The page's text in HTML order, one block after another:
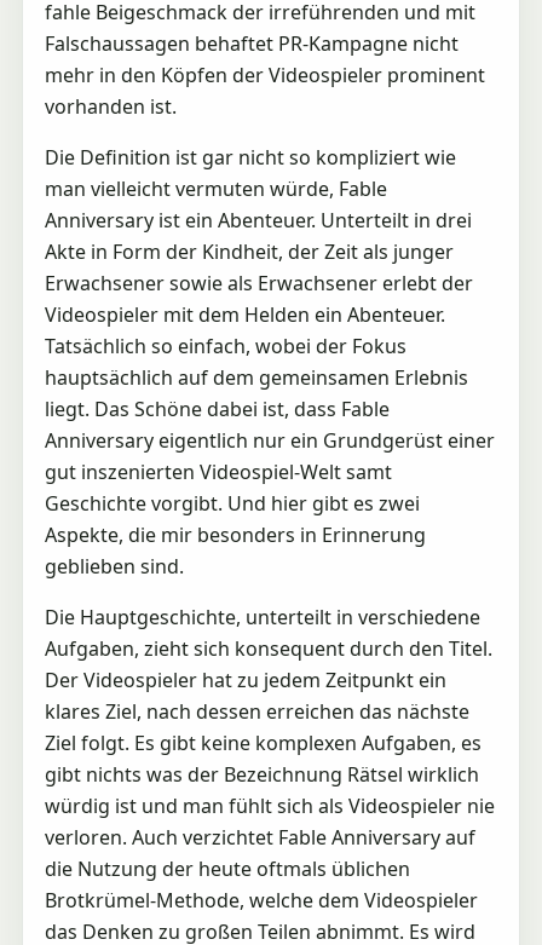
fahle Beigeschmack der irreführenden und mit
Falschaussagen behaftet PR-Kampagne nicht
mehr in den Köpfen der Videospieler prominent
vorhanden ist.
Die Definition ist gar nicht so kompliziert wie
man vielleicht vermuten würde, Fable
Anniversary ist ein Abenteuer. Unterteilt in drei
Akte in Form der Kindheit, der Zeit als junger
Erwachsener sowie als Erwachsener erlebt der
Videospieler mit dem Helden ein Abenteuer.
Tatsächlich so einfach, wobei der Fokus
hauptsächlich auf dem gemeinsamen Erlebnis
liegt. Das Schöne dabei ist, dass Fable
Anniversary eigentlich nur ein Grundgerüst einer
gut inszenierten Videospiel-Welt samt
Geschichte vorgibt. Und hier gibt es zwei
Aspekte, die mir besonders in Erinnerung
geblieben sind.
Die Hauptgeschichte, unterteilt in verschiedene
Aufgaben, zieht sich konsequent durch den Titel.
Der Videospieler hat zu jedem Zeitpunkt ein
klares Ziel, nach dessen erreichen das nächste
Ziel folgt. Es gibt keine komplexen Aufgaben, es
gibt nichts was der Bezeichnung Rätsel wirklich
würdig ist und man fühlt sich als Videospieler nie
verloren. Auch verzichtet Fable Anniversary auf
die Nutzung der heute oftmals üblichen
Brotkrümel-Methode, welche dem Videospieler
das Denken zu großen Teilen abnimmt. Es wird